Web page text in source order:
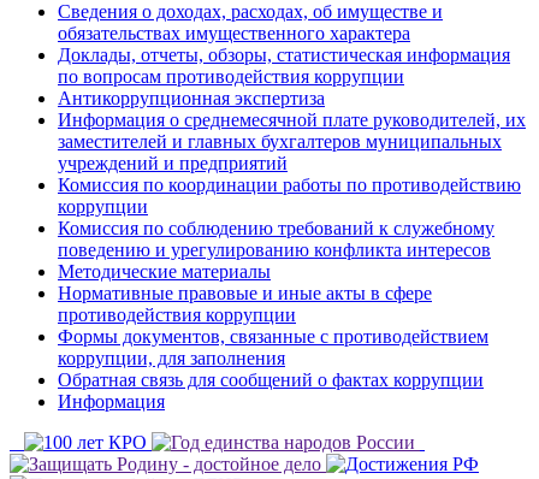
Сведения о доходах, расходах, об имуществе и
обязательствах имущественного характера
Доклады, отчеты, обзоры, статистическая информация
по вопросам противодействия коррупции
Антикоррупционная экспертиза
Информация о среднемесячной плате руководителей, их
заместителей и главных бухгалтеров муниципальных
учреждений и предприятий
Комиссия по координации работы по противодействию
коррупции
Комиссия по соблюдению требований к служебному
поведению и урегулированию конфликта интересов
Методические материалы
Нормативные правовые и иные акты в сфере
противодействия коррупции
Формы документов, связанные с противодействием
коррупции, для заполнения
Обратная связь для сообщений о фактах коррупции
Информация